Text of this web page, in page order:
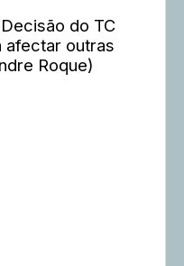
do TC
afectar outras
Roque)